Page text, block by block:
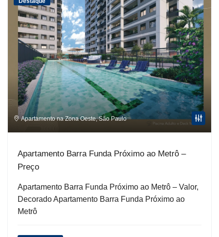
Apartamento na Zona Oeste,São Paulo
Apartamento Barra Funda Próximo ao Metrô –
Preço
Apartamento Barra Funda Próximo ao Metrô – Valor,
Decorado Apartamento Barra Funda Próximo ao
Metrô